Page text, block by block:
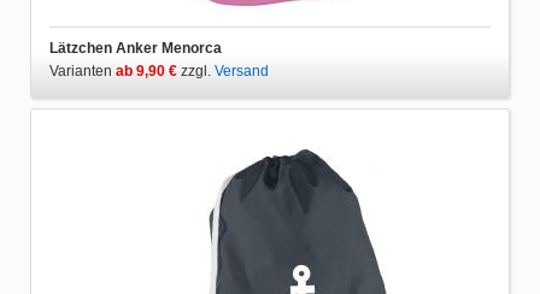
Lätzchen Anker Menorca
Varianten ab 9,90 € zzgl. Versand